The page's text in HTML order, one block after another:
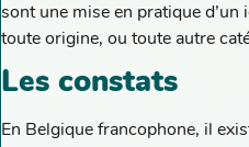
sont une mise en pratique
toute origine, ou toute autre
Les constats
En Belgique francophone, il